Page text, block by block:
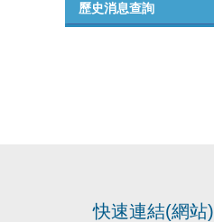
歷史消息查詢
快速連結(網站)